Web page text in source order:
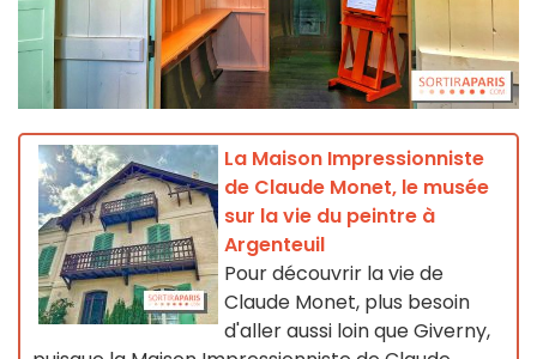
La Maison Impressionniste
de Claude Monet, le musée
sur la vie du peintre à
Argenteuil
Pour découvrir la vie de
Claude Monet, plus besoin
d'aller aussi loin que Giverny,